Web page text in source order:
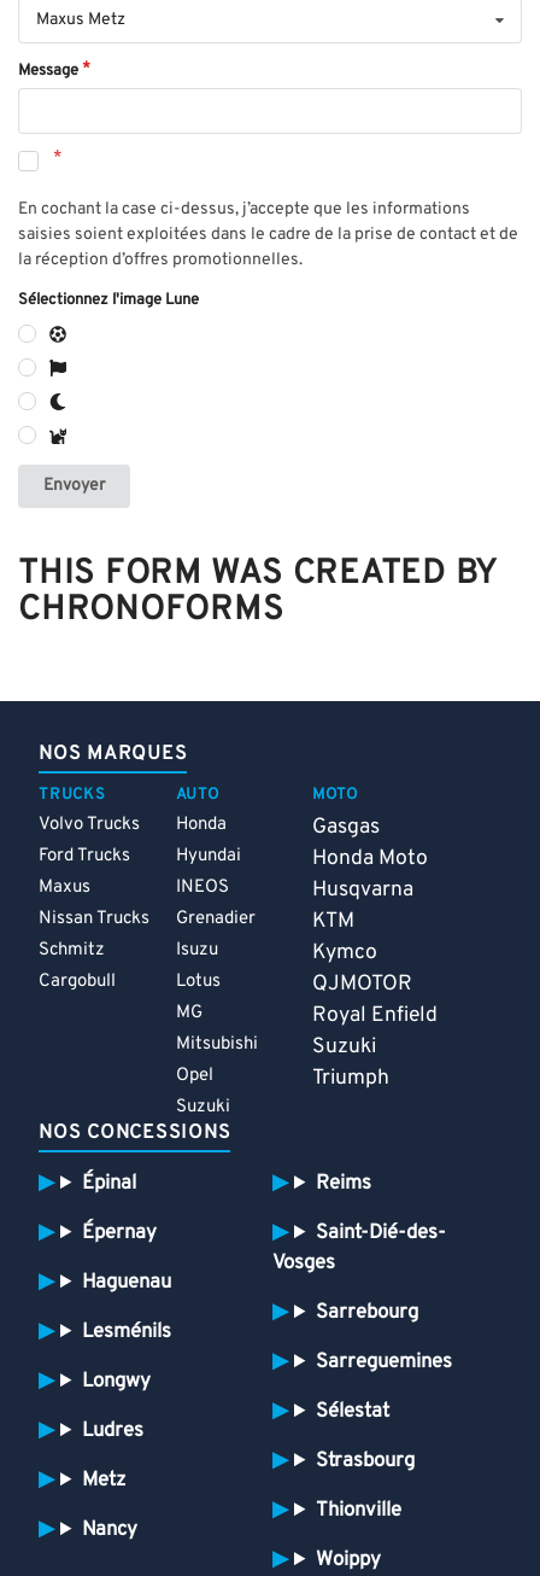
Maxus Metz
Message
En cochant la case ci-dessus, j’accepte que les informations
saisies soient exploitées dans le cadre de la prise de contact et de
la réception d’offres promotionnelles.
Sélectionnez l'image Lune
Envoyer
THIS FORM WAS CREATED BY
CHRONOFORMS
NOS MARQUES
TRUCKS
Volvo Trucks
Ford Trucks
Maxus
Nissan Trucks
Schmitz
Cargobull
AUTO
Honda
Hyundai
INEOS
Grenadier
Isuzu
Lotus
MG
Mitsubishi
Opel
Suzuki
MOTO
Gasgas
Honda Moto
Husqvarna
KTM
Kymco
QJMOTOR
Royal Enfield
Suzuki
Triumph
NOS CONCESSIONS
Épinal
Épernay
Haguenau
Lesménils
Longwy
Ludres
Metz
Nancy
Reims
Saint-Dié-des-
Vosges
Sarrebourg
Sarreguemines
Sélestat
Strasbourg
Thionville
Woippy